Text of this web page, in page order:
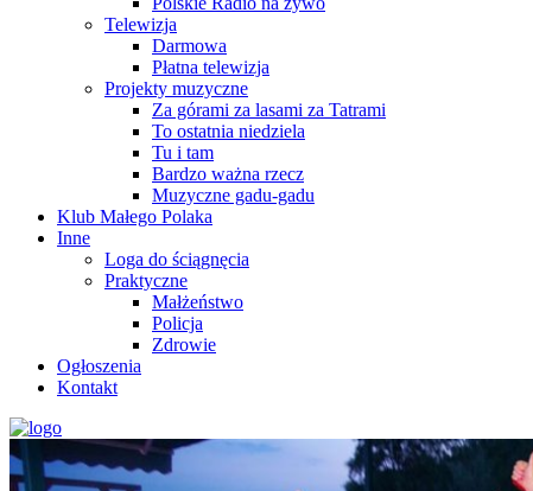
Telewizja
Darmowa
Płatna telewizja
Projekty muzyczne
Za górami za lasami za Tatrami
To ostatnia niedziela
Tu i tam
Bardzo ważna rzecz
Muzyczne gadu-gadu
Klub Małego Polaka
Inne
Loga do ściągnęcia
Praktyczne
Małżeństwo
Policja
Zdrowie
Ogłoszenia
Kontakt